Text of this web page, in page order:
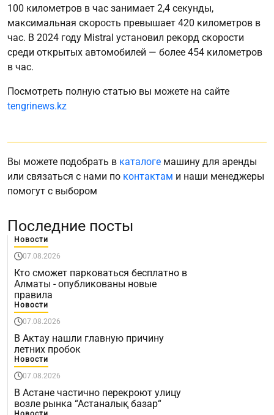
100 километров в час занимает 2,4 секунды,
максимальная скорость превышает 420 километров в
час. В 2024 году Mistral установил рекорд скорости
среди открытых автомобилей — более 454 километров
в час.
Посмотреть полную статью вы можете на сайте
tengrinews.kz
Вы можете подобрать в каталоге машину для аренды
или связаться с нами по контактам и наши менеджеры
помогут с выбором
Последние посты
Новости
07.08.2026
Кто сможет парковаться бесплатно в
Алматы - опубликованы новые
правила
Новости
07.08.2026
В Актау нашли главную причину
летних пробок
Новости
07.08.2026
В Астане частично перекроют улицу
возле рынка “Астаналық базар“